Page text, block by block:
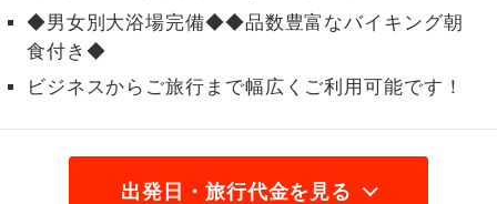
◆男女別大浴場完備◆◆品数豊富なバイキング朝
食付き◆
ビジネスからご旅行まで幅広くご利用可能です！
出発日・旅行代金を見る
トラベルイヤ
ホン
周りの音を気にせず、ガイドさんの説明
1名様催行
1名様から出発可能な個人型プランで
2名様から出発可能な個人型プランで
す。